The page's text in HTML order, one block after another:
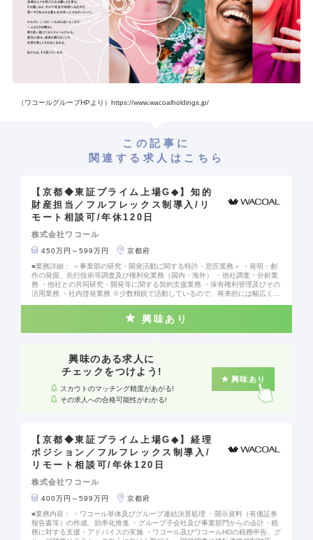
（ワコールグループHPより）https://www.wacoalholdings.jp/
この記事に
関連する求人はこちら
【京都◆東証プライム上場G◆】知的
財産担当／フルフレックス制導入/リ
モート相談可/年休120日
株式会社ワコール
450万円～599万円
京都府
■業務詳細： ＜事業部の研究・開発活動に関する特許・意匠業務＞ ・発明・創
作の発掘、先行技術等調査及び権利化業務（国内・海外） ・他社調査・分析業
務 ・他社との共同研究・開発等に関する契約支援業務 ・保有権利管理及びその
活用業務 ・社内啓発業務 ※少数精鋭で活動しているので、将来的には幅広く以
戦略の立案・実行 他 ■組織構成： 計6名 課長1名／課長補佐1名／メンバー４名
興味あり
興味のある求人に
チェックをつけよう!
スカウトのマッチング精度があがる!
その求人への合格可能性がわかる!
興味あり
【京都◆東証プライム上場G◆】経理
ポジション／フルフレックス制導入/
リモート相談可/年休120日
株式会社ワコール
400万円～599万円
京都府
■業務内容： ・ワコール単体及びグループ連結決算処理 ・開示資料（有価証券
報告書等）の作成、効率化推進 ・グループ子会社及び事業部門からの会計・税
務に対する支援・アドバイスの実施 ・ワコール及びワコールHDの税務申告、グ